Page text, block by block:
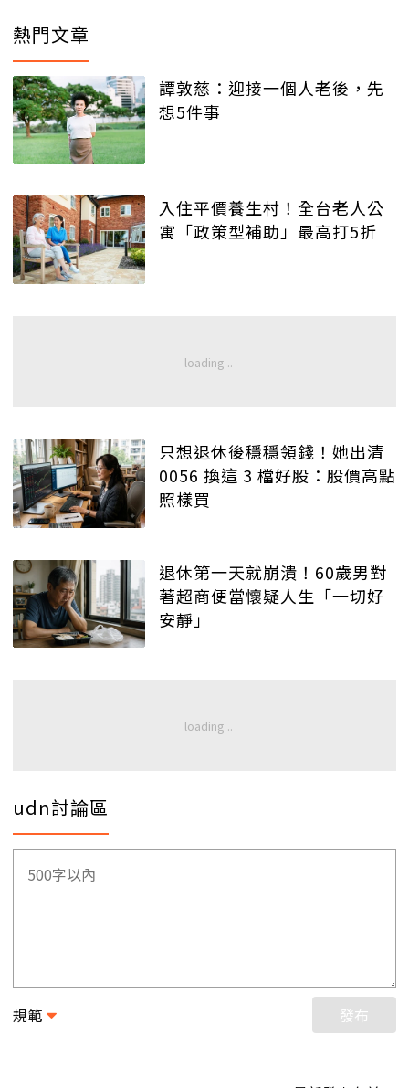
熱門文章
譚敦慈：迎接一個人老後，先
想5件事
入住平價養生村！全台老人公
寓「政策型補助」最高打5折
只想退休後穩穩領錢！她出清
0056 換這 3 檔好股：股價高點
照樣買
退休第一天就崩潰！60歲男對
著超商便當懷疑人生「一切好
安靜」
udn討論區
規範 發布